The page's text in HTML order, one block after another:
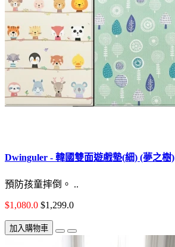
Dwinguler - 韓國雙面遊戲墊(細) (夢之樹)
預防孩童摔倒。 ..
$1,080.0 $1,299.0
加入購物車